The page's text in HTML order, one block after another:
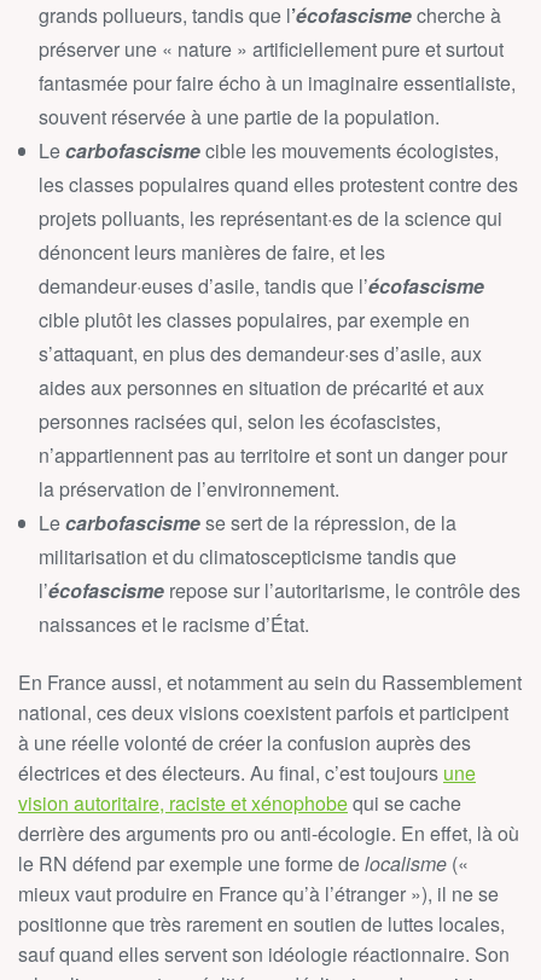
grands pollueurs, tandis que l’écofascismecherche à
préserver une « nature » artificiellement pure et surtout
fantasmée pour faire écho à un imaginaire essentialiste,
souvent réservée à une partie de la population.
Lecarbofascismecible les mouvements écologistes,
les classes populaires quand elles protestent contre des
projets polluants, les représentant·es de la science qui
dénoncent leurs manières de faire, et les
demandeur·euses d’asile, tandis que l’écofascisme
cible plutôt les classes populaires, par exemple en
s’attaquant, en plus des demandeur·ses d’asile, aux
aides aux personnes en situation de précarité et aux
personnes racisées qui, selon les écofascistes,
n’appartiennent pas au territoire et sont un danger pour
la préservation de l’environnement.
Lecarbofascismese sert de la répression, de la
militarisation et du climatoscepticisme tandis que
l’écofascisme repose sur l’autoritarisme, le contrôle des
naissances et le racisme d’État.
En France aussi, et notamment au sein du Rassemblement
national, ces deux visions coexistent parfois et participent
à une réelle volonté de créer la confusion auprès des
électrices et des électeurs. Au final, c’est toujours une
vision autoritaire, raciste et xénophobequi se cache
derrière des arguments pro ou anti-écologie. En effet, là où
le RN défend par exemple une forme delocalisme («
mieux vaut produire en France qu’à l’étranger »), il ne se
positionne que très rarement en soutien de luttes locales,
sauf quand elles servent son idéologie réactionnaire. Son